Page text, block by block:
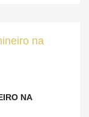
NA